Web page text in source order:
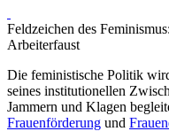
Feldzeichen des
Arbeiterfaust
Die feministische Politik
seines institutionellen
Jammern und Klagen
Frauenförderung und